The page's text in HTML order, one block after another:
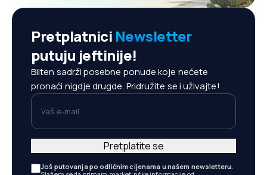
Pretplatnici Newsletter
putuju jeftinije!
Bilten sadrži posebne ponude koje nećete
pronaći nigdje drugde. Pridružite se i uživajte!
Vaš e-mail
Još putovanja po odličnim cijenama u našem newsletteru.
Pretplatite se